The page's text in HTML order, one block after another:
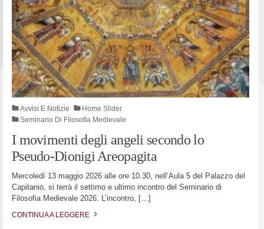
Avvisi E Notizie
Home Slider
Seminario Di Filosofia Medievale
I movimenti degli angeli secondo lo
Pseudo-Dionigi Areopagita
Mercoledì 13 maggio 2026 alle ore 10.30, nell’Aula 5 del Palazzo del
Capitanio, si terrà il settimo e ultimo incontro del Seminario di
Filosofia Medievale 2026. L’incontro, […]
CONTINUA A LEGGERE